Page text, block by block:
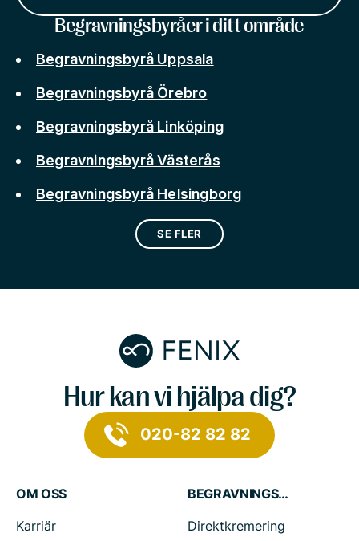
Begravningsbyråer i ditt område
Begravningsbyrå Uppsala
Begravningsbyrå Örebro
Begravningsbyrå Linköping
Begravningsbyrå Västerås
Begravningsbyrå Helsingborg
SE FLER
Hur kan vi hjälpa dig?
020-82 82 82
OM OSS
Karriär
BEGRAVNINGSTJÄNSTER
Direktkremering